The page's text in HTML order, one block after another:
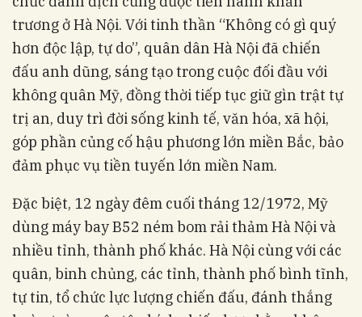
trương ở Hà Nội. Với tinh thần “Không có gì quý
hơn độc lập, tự do”, quân dân Hà Nội đã chiến
đấu anh dũng, sáng tạo trong cuộc đối đầu với
không quân Mỹ, đồng thời tiếp tục giữ gìn trật tự
trị an, duy trì đời sống kinh tế, văn hóa, xã hội,
góp phần củng cố hậu phương lớn miền Bắc, bảo
đảm phục vụ tiền tuyến lớn miền Nam.
Đặc biệt, 12 ngày đêm cuối tháng 12/1972, Mỹ
dùng máy bay B52 ném bom rải thảm Hà Nội và
nhiều tỉnh, thành phố khác. Hà Nội cùng với các
quân, binh chủng, các tỉnh, thành phố bình tĩnh,
tự tin, tổ chức lực lượng chiến đấu, đánh thắng